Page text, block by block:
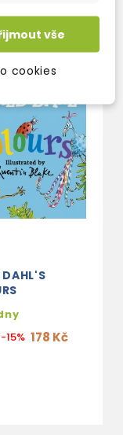
DAHL'S
-15% 178 Kč
vše
cookies